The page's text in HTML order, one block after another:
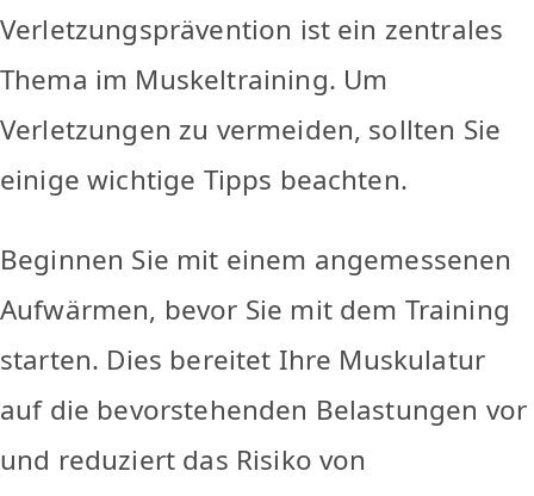
Verletzungsprävention ist ein zentrales
Thema im Muskeltraining. Um
Verletzungen zu vermeiden, sollten Sie
einige wichtige Tipps beachten.
Beginnen Sie mit einem angemessenen
Aufwärmen, bevor Sie mit dem Training
starten. Dies bereitet Ihre Muskulatur
auf die bevorstehenden Belastungen vor
und reduziert das Risiko von